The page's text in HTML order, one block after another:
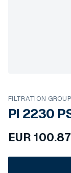
FILTRATION GROUP
PI 2230
EUR 100.87